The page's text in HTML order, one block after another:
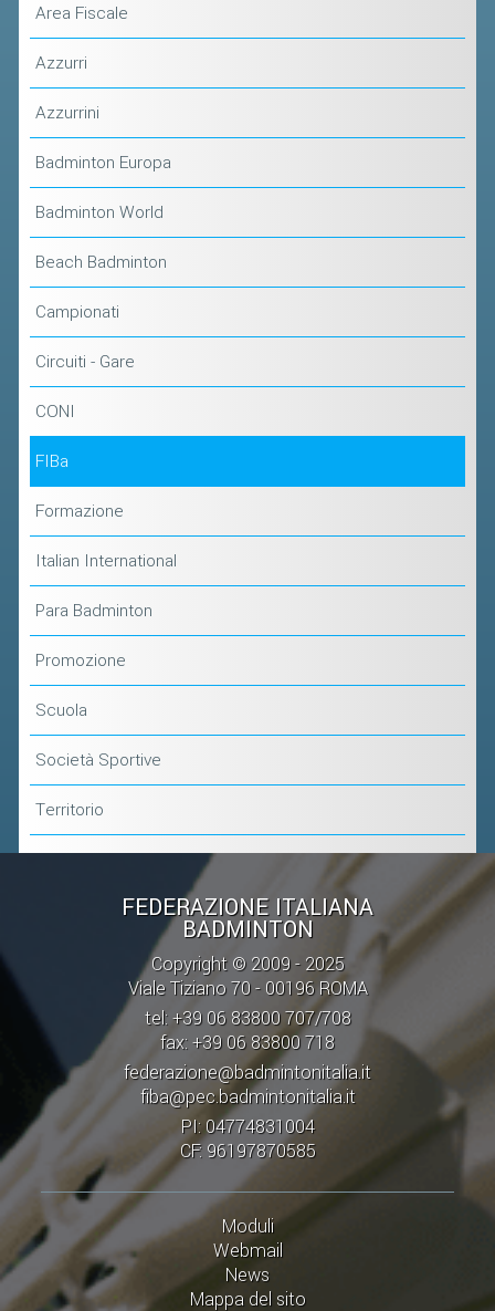
Area Fiscale
Azzurri
Azzurrini
Badminton Europa
Badminton World
Beach Badminton
Campionati
Circuiti - Gare
CONI
FIBa
Formazione
Italian International
Para Badminton
Promozione
Scuola
Società Sportive
Territorio
FEDERAZIONE ITALIANA
BADMINTON
Copyright © 2009 - 2025
Viale Tiziano 70 - 00196 ROMA
tel: +39 06 83800 707/708
fax: +39 06 83800 718
federazione@badmintonitalia.it
fiba@pec.badmintonitalia.it
PI: 04774831004
CF: 96197870585
Moduli
Webmail
News
Mappa del sito
ENTI DI PROMOZIONE SPORTIVA
MATERIALE DIDATTICO
(D)ISTANTI DI B@DMINTON
ALBI FEDERALI
FEDERAZIONE TRASPARENTE
CONTROLLO IN ORDINE AL
REGOLARE SVOLGIMENTO DELLE
COMPETIZIONI E DEI CAMPIONATI
SPORTIVI PROFESSIONISTICI
ATTIVITÀ RELATIVE ALLA
PREPARAZIONE OLIMPICA E
ALL'ALTO LIVELLO
UTILIZZAZIONE DEI CONTRIBUTI
PUBBLICI
FORMAZIONE DEI TECNICI
UTILIZZAZIONE E GESTIONE DEGLI
IMPIANTI SPORTIVI PUBBLICI
CONTROLLI E RILIEVI
SULL'AMMINISTRAZIONE
ALTRI CONTENUTI